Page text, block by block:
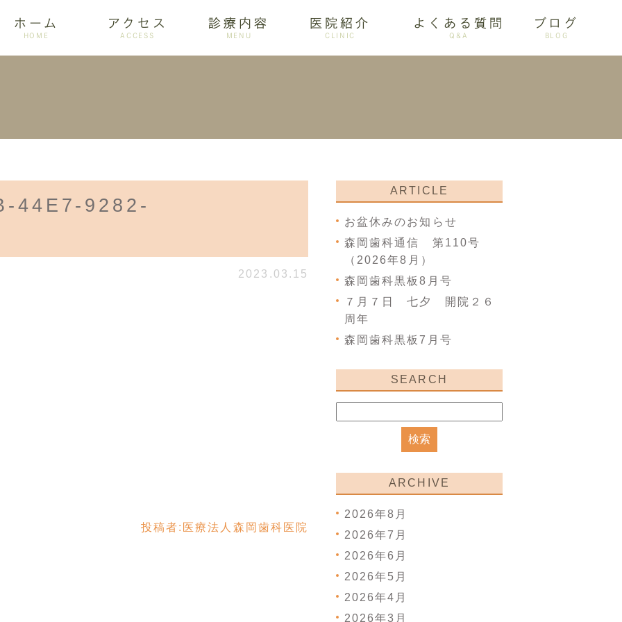
ホーム
HOME
アクセス
ACCESS
診療内容
MENU
訪問歯科 歯周病 ホワイトニング 審美歯科
医院紹介
CLINIC
設備紹介 アクセス
よくある質問
Q&A
ブログ
BLOG
グ
44E7-9282-
2023.03.15
投稿者: 医療法人森岡歯科医院
ARTICLE
お盆休みのお知らせ
森岡歯科通信 第110号
（2026年8月）
森岡歯科黒板8月号
７月７日 七夕 開院２６
周年
森岡歯科黒板7月号
SEARCH
ARCHIVE
2026年8月
2026年7月
2026年6月
2026年5月
2026年4月
2026年3月